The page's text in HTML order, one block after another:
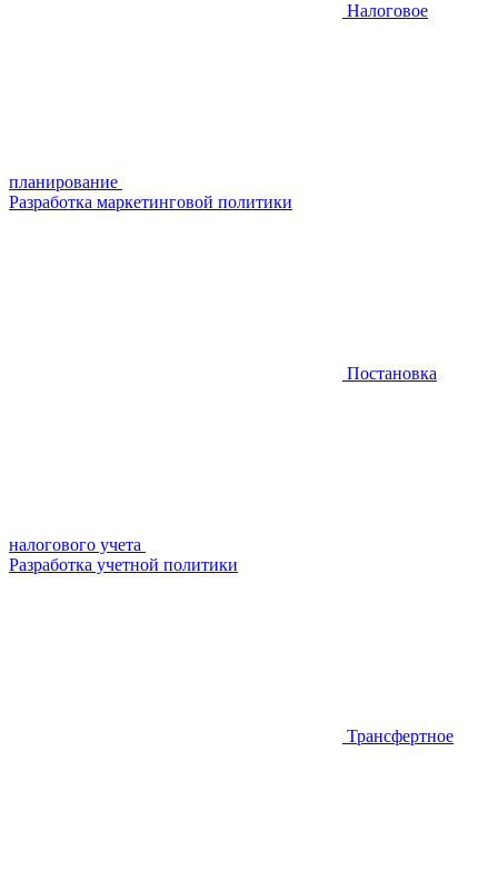
Налоговое
планирование
Разработка маркетинговой политики
Постановка
налогового учета
Разработка учетной политики
Трансфертное